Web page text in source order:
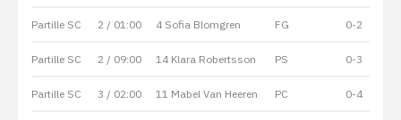
Partille SC 2 / 01:00 4 Sofia Blomgren FG 0-2
Partille SC 2 / 09:00 14 Klara Robertsson PS 0-3
Partille SC 3 / 02:00 11 Mabel Van Heeren PC 0-4